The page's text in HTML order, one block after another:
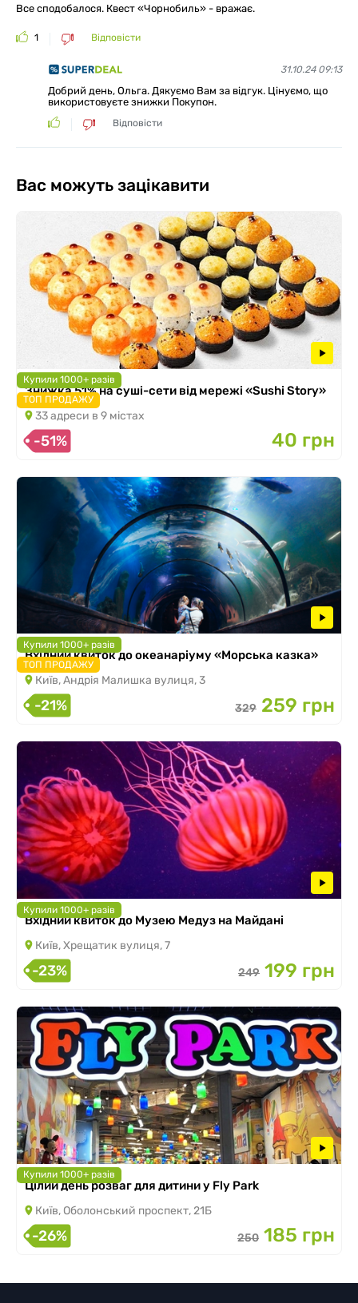
Все сподобалося. Квест «Чорнобиль» - вражає.
1 Відповісти
31.10.24 09:13
Добрий день, Ольга. Дякуємо Вам за відгук. Цінуємо, що
використовуєте знижки Покупон.
Відповісти
Вас можуть зацікавити
Купили 1000+ разів
ТОП ПРОДАЖУ
Знижка 51% на суші-сети від мережі «Sushi Story»
33 адреси в 9 містах
-51% 40 грн
Купили 1000+ разів
ТОП ПРОДАЖУ
Вхідний квиток до океанаріуму «Морська казка»
Київ, Андрія Малишка вулиця, 3
-21% 329 259 грн
Купили 1000+ разів
Вхідний квиток до Музею Медуз на Майдані
Київ, Хрещатик вулиця, 7
-23% 249 199 грн
Купили 1000+ разів
Цілий день розваг для дитини у Fly Park
Київ, Оболонський проспект, 21Б
-26% 250 185 грн